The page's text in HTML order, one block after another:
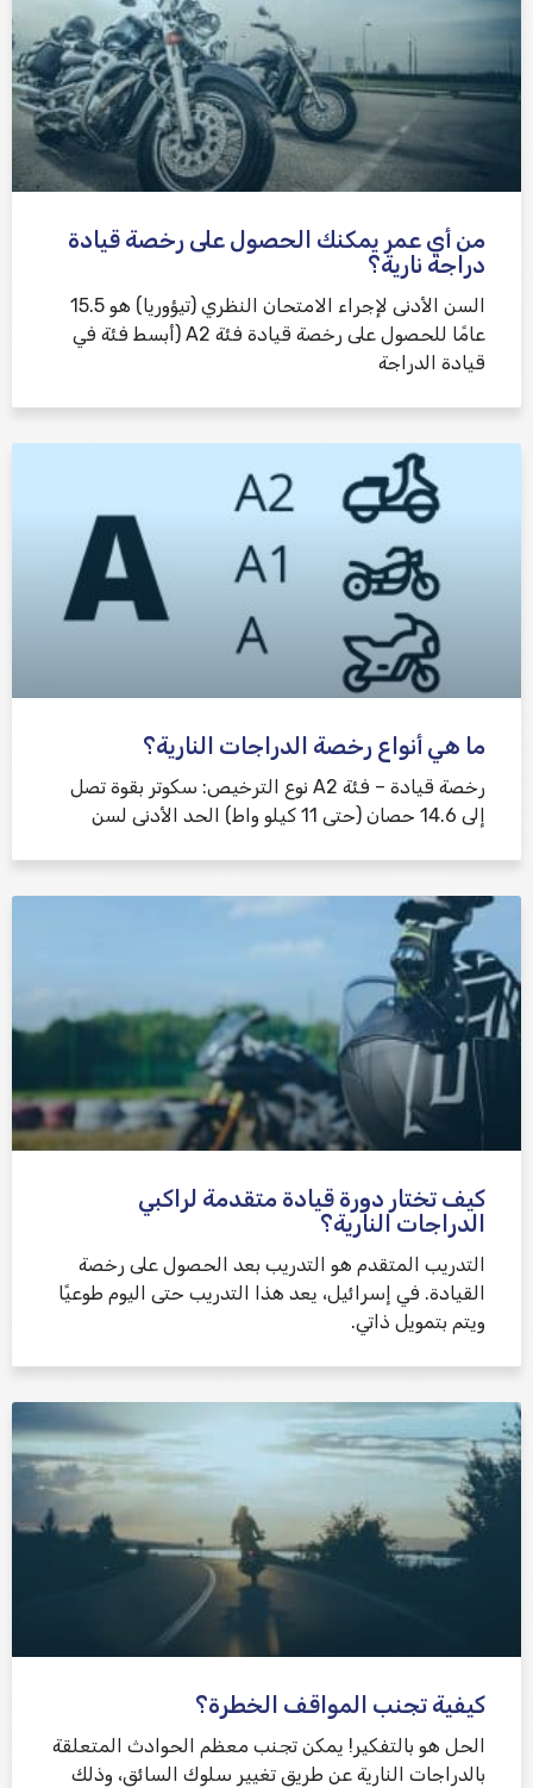
من أي عمر يمكنك الحصول على رخصة قيادة
دراجة نارية؟
السن الأدنى لإجراء الامتحان النظري (تيؤوريا) هو 15.5
عامًا للحصول على رخصة قيادة فئة A2 (أبسط فئة في
قيادة الدراجة
ما هي أنواع رخصة الدراجات النارية؟
رخصة قيادة – فئة A2 نوع الترخيص: سكوتر بقوة تصل
إلى 14.6 حصان (حتى 11 كيلو واط) الحد الأدنى لسن
كيف تختار دورة قيادة متقدمة لراكبي
الدراجات النارية؟
التدريب المتقدم هو التدريب بعد الحصول على رخصة
القيادة. في إسرائيل، يعد هذا التدريب حتى اليوم طوعيًا
ويتم بتمويل ذاتي.
كيفية تجنب المواقف الخطرة؟
الحل هو بالتفكير! يمكن تجنب معظم الحوادث المتعلقة
بالدراجات النارية عن طريق تغيير سلوك السائق، وذلك